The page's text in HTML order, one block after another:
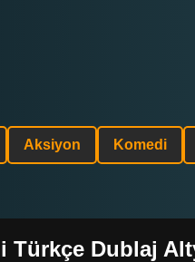
Aksiyon Komedi
Türkçe Dublaj